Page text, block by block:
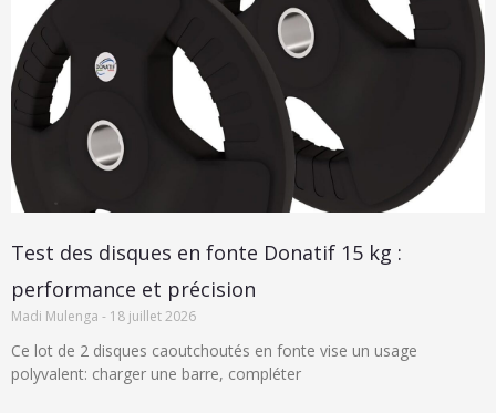
Test des disques en fonte Donatif 15 kg :
performance et précision
Madi Mulenga 18 juillet 2026
Ce lot de 2 disques caoutchoutés en fonte vise un usage
polyvalent: charger une barre, compléter